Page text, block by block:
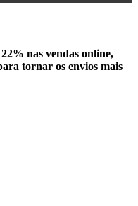
nas vendas online,
tornar os envios mais